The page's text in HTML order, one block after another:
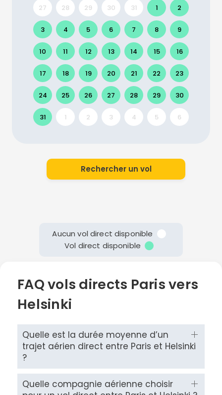
27 28 29 30 31 1 2
3 4 5 6 7 8 9
10 11 12 13 14 15 16
17 18 19 20 21 22 23
24 25 26 27 28 29 30
31 1 2 3 4 5 6
Rechercher un vol
Aucun vol direct disponible
Vol direct disponible
FAQ vols directs Paris vers
Helsinki
Quelle est la durée moyenne d’un
trajet aérien direct entre Paris et Helsinki
?
Quelle compagnie aérienne choisir